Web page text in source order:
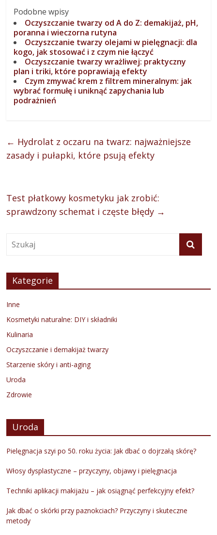
Podobne wpisy
Oczyszczanie twarzy od A do Z: demakijaż, pH,
poranna i wieczorna rutyna
Oczyszczanie twarzy olejami w pielęgnacji: dla
kogo, jak stosować i z czym nie łączyć
Oczyszczanie twarzy wrażliwej: praktyczny
plan i triki, które poprawiają efekty
Czym zmywać krem z filtrem mineralnym: jak
wybrać formułę i uniknąć zapychania lub
podrażnień
← Hydrolat z oczaru na twarz: najważniejsze
zasady i pułapki, które psują efekty
Test płatkowy kosmetyku jak zrobić:
sprawdzony schemat i częste błędy →
Kategorie
Inne
Kosmetyki naturalne: DIY i składniki
Kulinaria
Oczyszczanie i demakijaż twarzy
Starzenie skóry i anti-aging
Uroda
Zdrowie
Uroda
Pielęgnacja szyi po 50. roku życia: Jak dbać o dojrzałą skórę?
Włosy dysplastyczne – przyczyny, objawy i pielęgnacja
Techniki aplikacji makijażu – jak osiągnąć perfekcyjny efekt?
Jak dbać o skórki przy paznokciach? Przyczyny i skuteczne
metody